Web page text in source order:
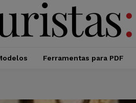
Ferramentas para PDF